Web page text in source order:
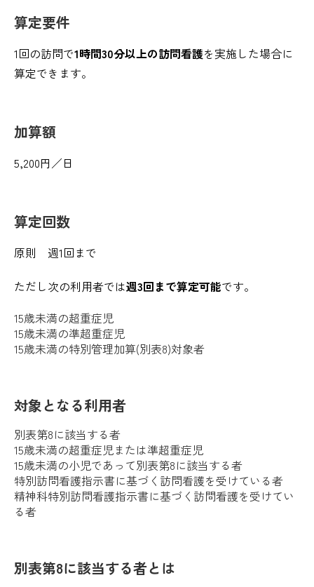
算定要件
1回の訪問で1時間30分以上の訪問看護を実施した場合に
算定できます。
加算額
5,200円／日
算定回数
原則 週1回まで
ただし次の利用者では週3回まで算定可能です。
15歳未満の超重症児
15歳未満の準超重症児
15歳未満の特別管理加算(別表8)対象者
対象となる利用者
別表第8に該当する者
15歳未満の超重症児または準超重症児
15歳未満の小児であって別表第8に該当する者
特別訪問看護指示書に基づく訪問看護を受けている者
精神科特別訪問看護指示書に基づく訪問看護を受けてい
る者
別表第8に該当する者とは